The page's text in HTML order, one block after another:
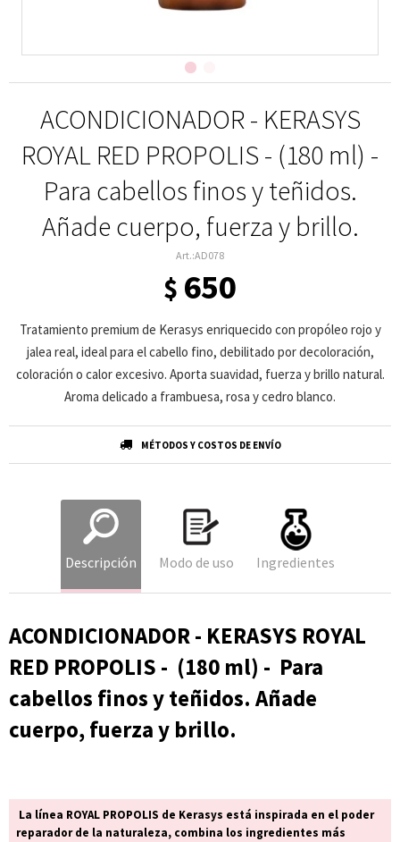
ACONDICIONADOR - KERASYS
ROYAL RED PROPOLIS - (180 ml) -
Para cabellos finos y teñidos.
Añade cuerpo, fuerza y brillo.
AD078
$ 650
Tratamiento premium de Kerasys enriquecido con propóleo rojo y
jalea real, ideal para el cabello fino, debilitado por decoloración,
coloración o calor excesivo. Aporta suavidad, fuerza y brillo natural.
Aroma delicado a frambuesa, rosa y cedro blanco.
MÉTODOS Y COSTOS DE ENVÍO
Descripción Modo de uso Ingredientes
ACONDICIONADOR - KERASYS ROYAL
RED PROPOLIS - (180 ml) - Para
cabellos finos y teñidos. Añade
cuerpo, fuerza y brillo.
La línea ROYAL PROPOLIS de Kerasys está inspirada en el poder
reparador de la naturaleza, combina los ingredientes más